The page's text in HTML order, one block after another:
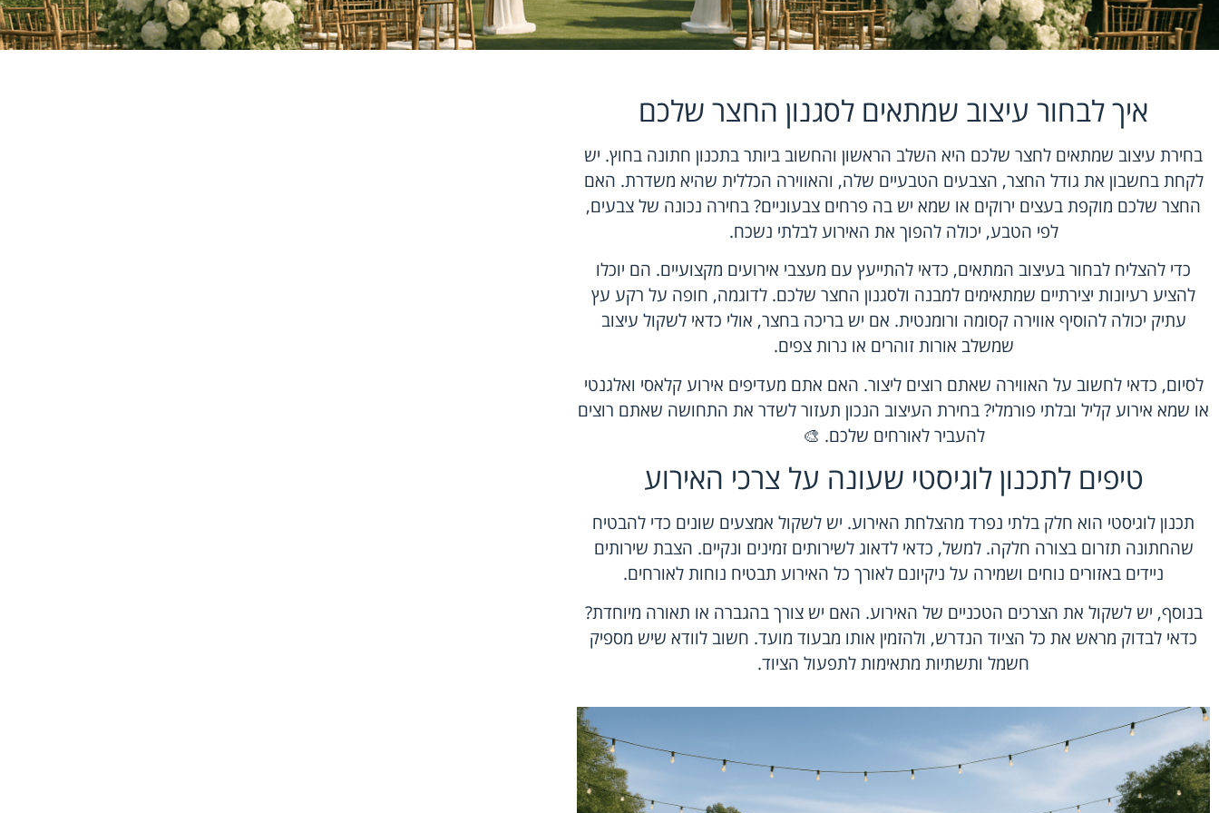
איך לבחור עיצוב שמתאים לסגנון החצר שלכם
בחירת עיצוב שמתאים לחצר שלכם היא השלב הראשון והחשוב ביותר בתכנון חתונה בחוץ. יש
לקחת בחשבון את גודל החצר, הצבעים הטבעיים שלה, והאווירה הכללית שהיא משדרת. האם
החצר שלכם מוקפת בעצים ירוקים או שמא יש בה פרחים צבעוניים? בחירה נכונה של צבעים,
לפי הטבע, יכולה להפוך את האירוע לבלתי נשכח.
כדי להצליח לבחור בעיצוב המתאים, כדאי להתייעץ עם מעצבי אירועים מקצועיים. הם יוכלו
להציע רעיונות יצירתיים שמתאימים למבנה ולסגנון החצר שלכם. לדוגמה, חופה על רקע עץ
עתיק יכולה להוסיף אווירה קסומה ורומנטית. אם יש בריכה בחצר, אולי כדאי לשקול עיצוב
שמשלב אורות זוהרים או נרות צפים.
לסיום, כדאי לחשוב על האווירה שאתם רוצים ליצור. האם אתם מעדיפים אירוע קלאסי ואלגנטי
או שמא אירוע קליל ובלתי פורמלי? בחירת העיצוב הנכון תעזור לשדר את התחושה שאתם רוצים
להעביר לאורחים שלכם. 🎨
טיפים לתכנון לוגיסטי שעונה על צרכי האירוע
תכנון לוגיסטי הוא חלק בלתי נפרד מהצלחת האירוע. יש לשקול אמצעים שונים כדי להבטיח
שהחתונה תזרום בצורה חלקה. למשל, כדאי לדאוג לשירותים זמינים ונקיים. הצבת שירותים
ניידים באזורים נוחים ושמירה על ניקיונם לאורך כל האירוע תבטיח נוחות לאורחים.
בנוסף, יש לשקול את הצרכים הטכניים של האירוע. האם יש צורך בהגברה או תאורה מיוחדת?
כדאי לבדוק מראש את כל הציוד הנדרש, ולהזמין אותו מבעוד מועד. חשוב לוודא שיש מספיק
חשמל ותשתיות מתאימות לתפעול הציוד.